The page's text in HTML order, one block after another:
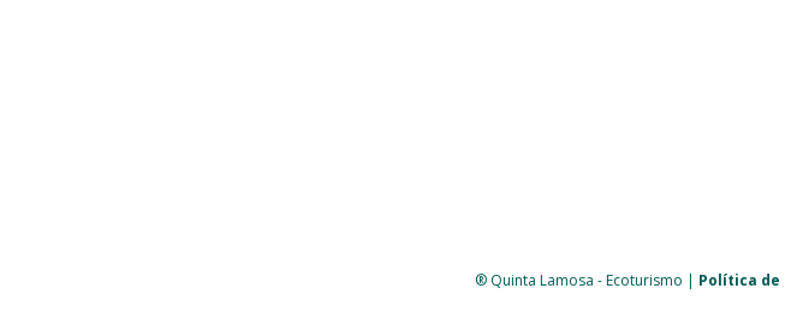
® Quinta Lamosa - Ecoturismo | Política de